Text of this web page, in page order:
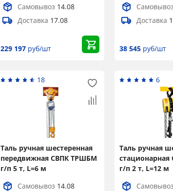
Самовывоз 14.08
Доставка 17.08
229 197 руб/шт
Самовывоз
Доставка
38 545 руб/шт
18
Таль ручная шестеренная
передвижная СВПК ТРШБМ
г/п 5 т, L=6 м
Самовывоз 14.08
6
Таль ручная
г/п 2 т, L=12 м
Самовывоз